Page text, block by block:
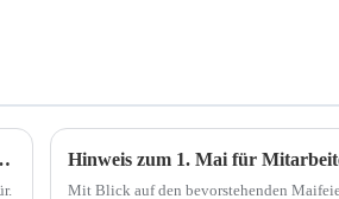
Neujahr von Yubian Electric Hinweis zum 1. Mai für
Mit Blick auf den bevorstehenden